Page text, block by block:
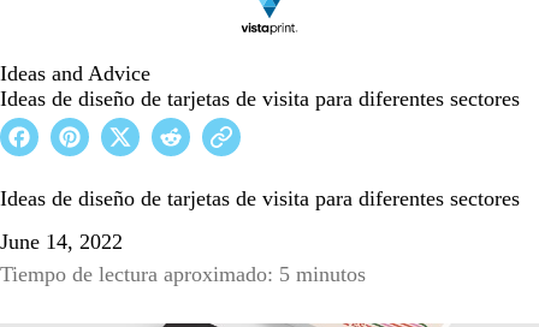
Ideas and Advice
Ideas de diseño de tarjetas de visita para diferentes sectores
Ideas de diseño de tarjetas de visita para diferentes sectores
June 14, 2022
Tiempo de lectura aproximado: 5 minutos